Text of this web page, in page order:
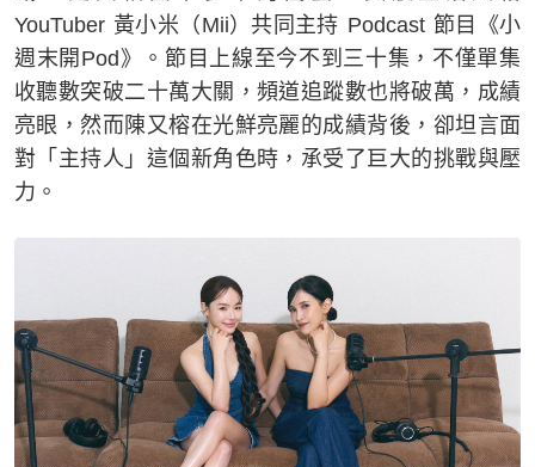
YouTuber 黃小米（Mii）共同主持 Podcast 節目《小
週末開Pod》。節目上線至今不到三十集，不僅單集
收聽數突破二十萬大關，頻道追蹤數也將破萬，成績
亮眼，然而陳又榕在光鮮亮麗的成績背後，卻坦言面
對「主持人」這個新角色時，承受了巨大的挑戰與壓
力。